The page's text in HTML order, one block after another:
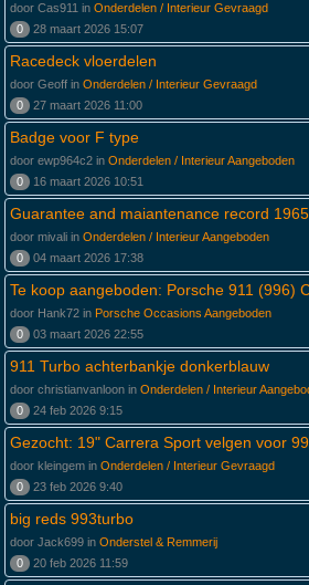
door Cas911 in Onderdelen / Interieur Gevraagd
0
28 maart 2026 15:07
Racedeck vloerdelen
door Geoff in Onderdelen / Interieur Gevraagd
0
27 maart 2026 11:00
Badge voor F type
door ewp964c2 in Onderdelen / Interieur Aangeboden
0
16 maart 2026 10:51
Guarantee and maiantenance record
door mivali in Onderdelen / Interieur Aangeboden
0
04 maart 2026 17:38
Te koop aangeboden: Porsche 911 (996)
door Hank72 in Porsche Occasions Aangeboden
0
03 maart 2026 22:55
911 Turbo achterbankje donkerblauw
door christianvanloon in Onderdelen / Interieur
0
24 feb 2026 9:15
Gezocht: 19" Carrera Sport velgen voor
door kleingem in Onderdelen / Interieur Gevraagd
0
23 feb 2026 9:40
big reds 993turbo
door Jack699 in Onderstel & Remmerij
0
20 feb 2026 11:59